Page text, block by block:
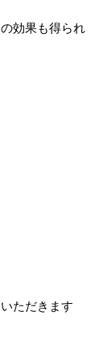
効果も得られ
ただきます